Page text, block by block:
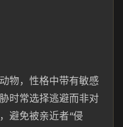
物，性格中带有敏感
时常选择逃避而非对
避免被亲近者“侵